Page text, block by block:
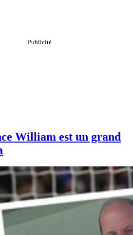
William est un grand